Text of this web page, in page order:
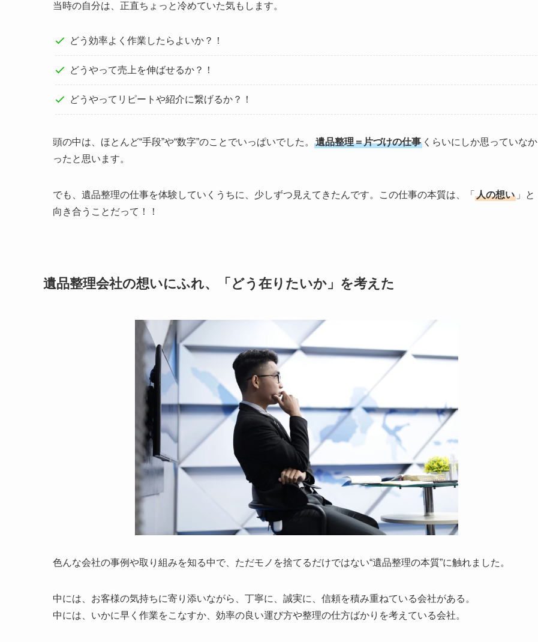
当時の自分は、正直ちょっと冷めていた気もします。
どう効率よく作業したらよいか？！
どうやって売上を伸ばせるか？！
どうやってリピートや紹介に繋げるか？！
頭の中は、ほとんど“手段”や“数字”のことでいっぱいでした。 遺品整理＝片づけの仕事 くらいにしか思っていなか
ったと思います。
でも、遺品整理の仕事を体験していくうちに、少しずつ見えてきたんです。この仕事の本質は、「 人の想い 」と
向き合うことだって！！
遺品整理会社の想いにふれ、「どう在りたいか」を考えた
色んな会社の事例や取り組みを知る中で、ただモノを捨てるだけではない“遺品整理の本質”に触れました。
中には、お客様の気持ちに寄り添いながら、丁寧に、誠実に、信頼を積み重ねている会社がある。
中には、いかに早く作業をこなすか、効率の良い運び方や整理の仕方ばかりを考えている会社。